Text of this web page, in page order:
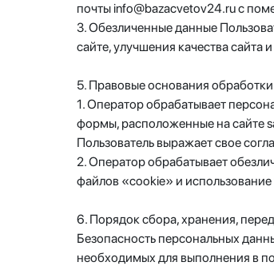
почты info@bazacvetov24.ru с
3. Обезличенные данные
сайте, улучшения качества сайта
5. Правовые основания
1. Оператор обрабатывает
формы, расположенные на сайте
Пользователь выражает свое
2. Оператор обрабатывает
файлов «cookie» и
6. Порядок сбора, хранения,
Безопасность персональных
необходимых для выполнения в